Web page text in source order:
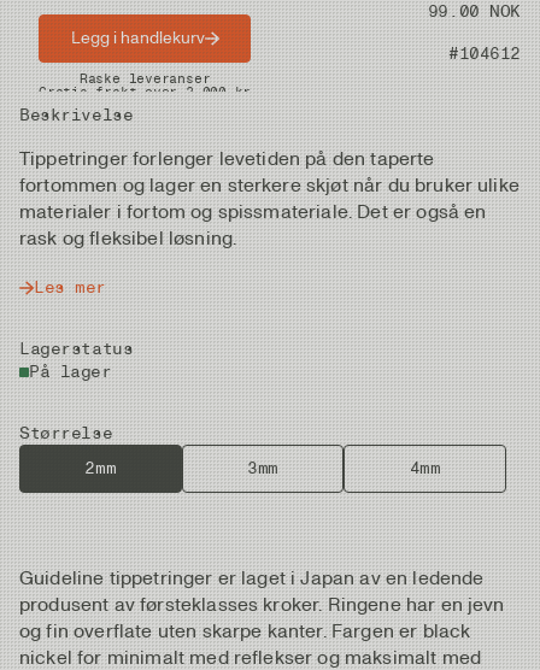
Pris 99.00 NOK
Artikkelnummer #104612
Beskrivelse
Tippetringer forlenger levetiden på den taperte
fortommen og lager en sterkere skjøt når du bruker ulike
materialer i fortom og spissmateriale. Det er også en
rask og fleksibel løsning.
Les mer
Lagerstatus
På lager
Størrelse
2mm
3mm 4mm
Legg i handlekurv
Raske leveranser
Gratis frakt over 2.000 kr
Guideline tippetringer er laget i Japan av en ledende
produsent av førsteklasses kroker. Ringene har en jevn
og fin overflate uten skarpe kanter. Fargen er black
nickel for minimalt med reflekser og maksimalt med